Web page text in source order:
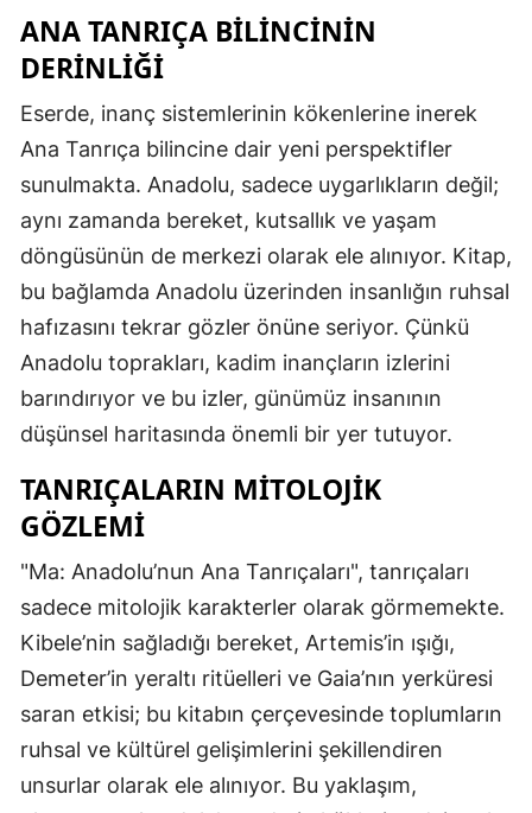
ANA TANRIÇA BILINCININ
DERINLIĞI
Eserde, inanç sistemlerinin kökenlerine inerek
Ana Tanrıça bilincine dair yeni perspektifler
sunulmakta. Anadolu, sadece uygarlıkların değil;
aynı zamanda bereket, kutsallık ve yaşam
döngüsünün de merkezi olarak ele alınıyor. Kitap,
bu bağlamda Anadolu üzerinden insanlığın ruhsal
hafızasını tekrar gözler önüne seriyor. Çünkü
Anadolu toprakları, kadim inançların izlerini
barındırıyor ve bu izler, günümüz insanının
düşünsel haritasında önemli bir yer tutuyor.
TANRIÇALARIN MITOLOJIK
GÖZLEMI
"Ma: Anadolu’nun Ana Tanrıçaları", tanrıçaları
sadece mitolojik karakterler olarak görmemekte.
Kibele’nin sağladığı bereket, Artemis’in ışığı,
Demeter’in yeraltı ritüelleri ve Gaia’nın yerküresi
saran etkisi; bu kitabın çerçevesinde toplumların
ruhsal ve kültürel gelişimlerini şekillendiren
unsurlar olarak ele alınıyor. Bu yaklaşım,